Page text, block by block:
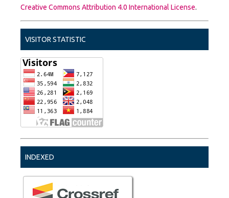
Creative Commons Attribution 4.0 International License.
VISITOR STATISTIC
INDEXED